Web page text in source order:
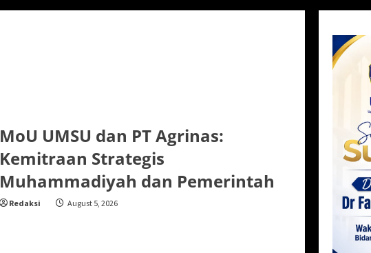
MoU UMSU dan PT Agrinas:
Kemitraan Strategis
Muhammadiyah dan Pemerintah
Redaksi August 5, 2026